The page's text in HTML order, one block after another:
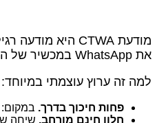
את WhatsApp במכשיר של הלקוח עם שיחה חדשה אליכם, ולעיתים עם הודעה מוכנה מראש או כפתורי פתיחה (Icebreakers).
למה זה ערוץ עוצמתי במיוחד:
פחות חיכוך בדרך.
חלון חינם מורחב.